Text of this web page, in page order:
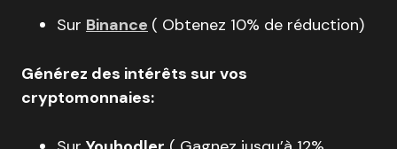
Sur Binance ( Obtenez 10% de réduction)
Générez des intérêts sur vos
cryptomonnaies: